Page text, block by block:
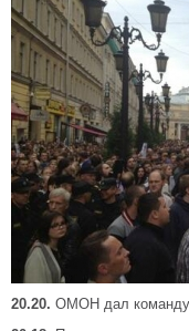
20.20. ОМОН дал команду